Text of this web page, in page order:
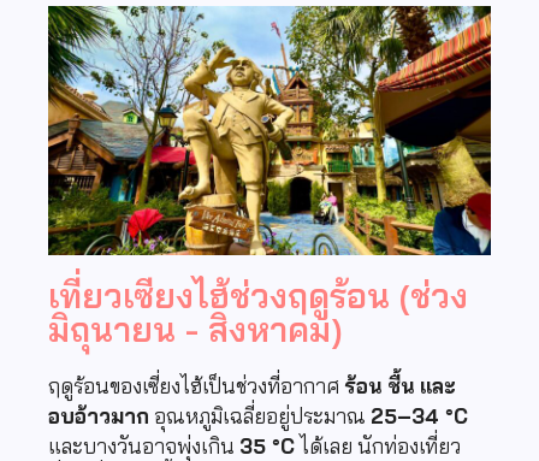
เที่ยวเซียงไฮ้ช่วงฤดูร้อน (ช่วง
มิถุนายน - สิงหาคม)
ฤดูร้อนของเซี่ยงไฮ้เป็นช่วงที่อากาศ ร้อน ชื้น และ
อบอ้าวมาก อุณหภูมิเฉลี่ยอยู่ประมาณ 25–34 °C
และบางวันอาจพุ่งเกิน 35 °C ได้เลย นักท่องเที่ยว